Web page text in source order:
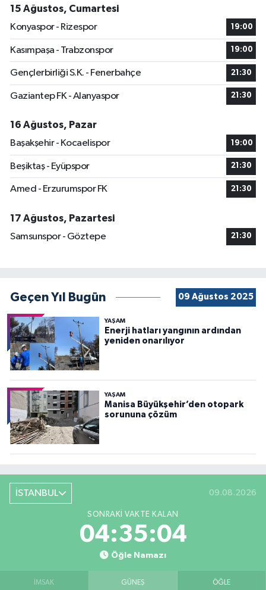
15 Ağustos, Cumartesi
Konyaspor - Rizespor
19:00
Kasımpaşa - Trabzonspor 19:00
Gençlerbirliği S.K. - Fenerbahçe 21:30
Gaziantep FK - Alanyaspor 21:30
16 Ağustos, Pazar
Başakşehir - Kocaelispor
19:00
Beşiktaş - Eyüpspor 21:30
Amed - Erzurumspor FK 21:30
17 Ağustos, Pazartesi
Samsunspor - Göztepe
21:30
Geçen Yıl Bugün 09 Ağustos 2025
YAŞAM
Enerji hatları yangının ardından
yeniden onarılıyor
YAŞAM
Manisa Büyükşehir’den otopark
sorununa çözüm
İSTANBUL 09.08.2026
SONRAKI VAKTE KALAN
04:35:02
Öğle Namazı
İMSAK GÜNEŞ ÖĞLE